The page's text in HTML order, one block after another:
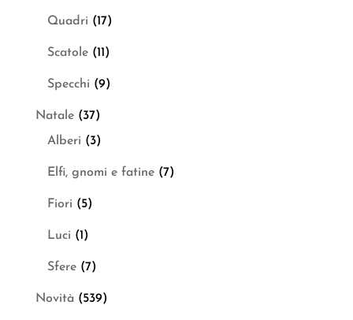
Quadri (17)
Scatole (11)
Specchi (9)
Natale (37)
Alberi (3)
Elfi, gnomi e fatine (7)
Fiori (5)
Luci (1)
Sfere (7)
Novità (539)